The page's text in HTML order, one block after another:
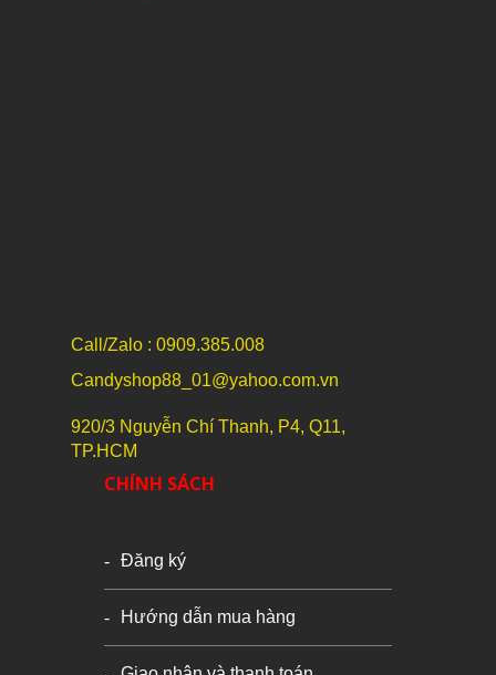
Call/Zalo : 0909.385.008
Candyshop88_01@yahoo.com.vn
920/3 Nguyễn Chí Thanh, P4, Q11,
TP.HCM
CHÍNH SÁCH
Đăng ký
Hướng dẫn mua hàng